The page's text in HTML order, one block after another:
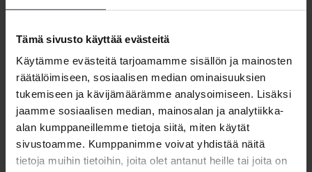
Tämä sivusto käyttää evästeitä
Käytämme evästeitä tarjoamamme sisällön ja mainosten
räätälöimiseen, sosiaalisen median ominaisuuksien
tukemiseen ja kävijämäärämme analysoimiseen. Lisäksi
jaamme sosiaalisen median, mainosalan ja analytiikka-
alan kumppaneillemme tietoja siitä, miten käytät
sivustoamme. Kumppanimme voivat yhdistää näitä
tietoja muihin tietoihin, joita olet antanut heille tai joita on
– Paikallispuolustukseen liittyvä kyberpuolustus ja sen
antaa mahdollisuuden tutustua Virginian osavaltion
paikalliskyberpuolustuksen malliin ja siihen, miten he
toteuttavat kriittisen infrastruktuurin suojaamista,
kertoo majuri Markus RiihonenPääesikunnasta.
Harjoitukseen osallistui viisi MPK:n yhteysupseeria
Virginiassa sekä Suomessa Elisan tiloissa harjoitellut
30 hengen joukkue.